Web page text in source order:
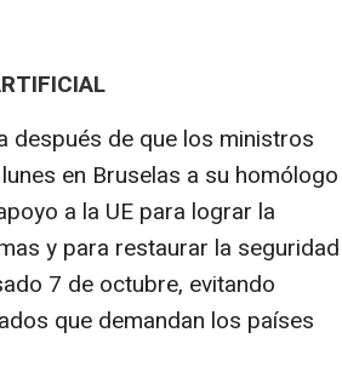
después de que los ministros
en Bruselas a su homólogo
a la UE para lograr la
y para restaurar la seguridad
7 de octubre, evitando
que demandan los países